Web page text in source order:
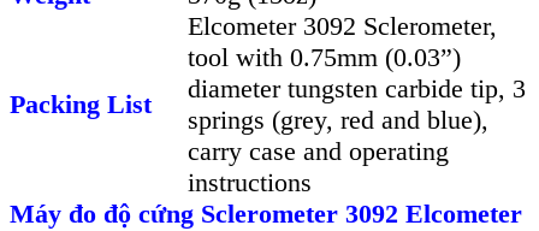
Packing List
Elcometer 3092 Sclerometer,
tool with 0.75mm (0.03”)
diameter tungsten carbide tip, 3
springs (grey, red and blue),
carry case and operating
instructions
Máy đo độ cứng Sclerometer 3092 Elcometer